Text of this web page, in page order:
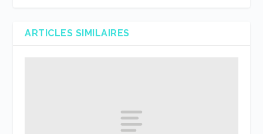
ARTICLES SIMILAIRES